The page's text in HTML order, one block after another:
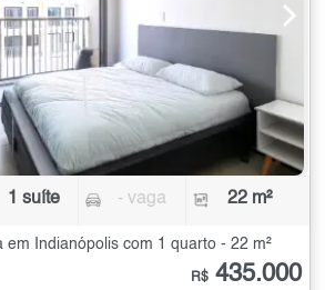
1 suíte - vaga 22 m²
em Indianópolis com 1 quarto - 22 m²
R$ 435.000